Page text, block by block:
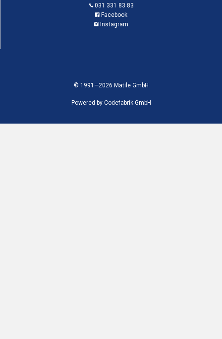
031 331 83 83
Facebook
Instagram
© 1991—2026 Matile GmbH
Powered by Codefabrik GmbH